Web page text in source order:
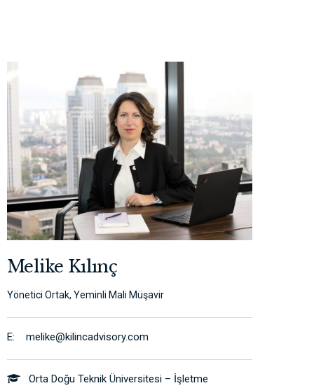
Melike Kılınç
Yönetici Ortak, Yeminli Mali Müşavir
E: melike@kilincadvisory.com
Orta Doğu Teknik Üniversitesi – İşletme